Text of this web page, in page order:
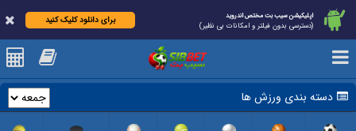
اپلیکیشن سیب بت مختص اندروید
(دسترسی بدون فیلتر و امکانات بی نظیر)
برای دانلود کلیک کنید
دسته بندی ورزش ها